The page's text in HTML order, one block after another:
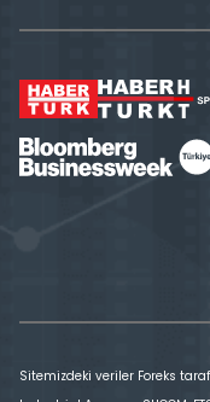
Sitemizdeki veriler Foreks